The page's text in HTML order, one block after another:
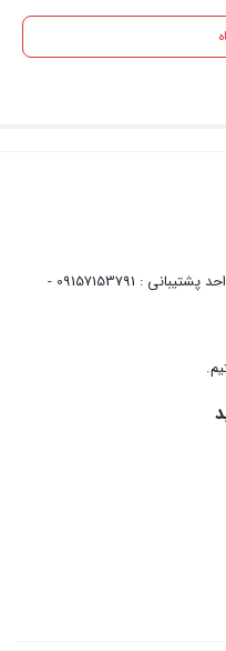
واحد پشتیبانی مشتریان : 05135092741 - واحد پشتیبانی : 09157153791 -